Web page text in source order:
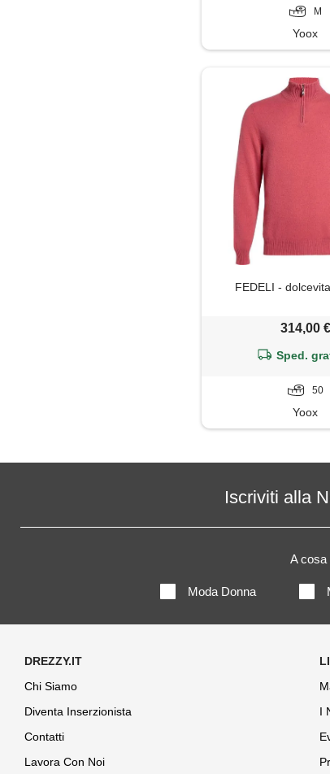
M
Yoox
FEDELI -
314,00 €
Sped.
50
Yoox
Iscriviti alla
A cosa
Moda Donna
Chi Siamo
Diventa Inserzionista
Contatti
Lavora Con Noi
I